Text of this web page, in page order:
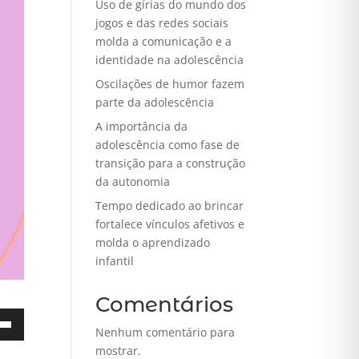
Uso de gírias do mundo dos
jogos e das redes sociais
molda a comunicação e a
identidade na adolescência
Oscilações de humor fazem
parte da adolescência
A importância da
adolescência como fase de
transição para a construção
da autonomia
Tempo dedicado ao brincar
fortalece vínculos afetivos e
molda o aprendizado
infantil
Comentários
Nenhum comentário para
mostrar.